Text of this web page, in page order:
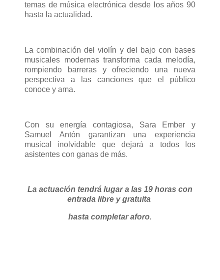
temas de música electrónica desde los años 90
hasta la actualidad.
La combinación del violín y del bajo con bases
musicales modernas transforma cada melodía,
rompiendo barreras y ofreciendo una nueva
perspectiva a las canciones que el público
conoce y ama.
Con su energía contagiosa, Sara Ember y
Samuel Antón garantizan una experiencia
musical inolvidable que dejará a todos los
asistentes con ganas de más.
La actuación tendrá lugar a las 19 horas con
entrada libre y gratuita
hasta completar aforo.